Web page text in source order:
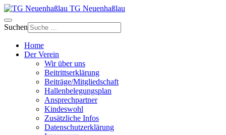
TG Neuenhaßlau
Suchen
Home
Der Verein
Wir über uns
Beitrittserklärung
Beiträge/Mitgliedschaft
Hallenbelegungsplan
Ansprechpartner
Kindeswohl
Zusätzliche Infos
Datenschutzerklärung